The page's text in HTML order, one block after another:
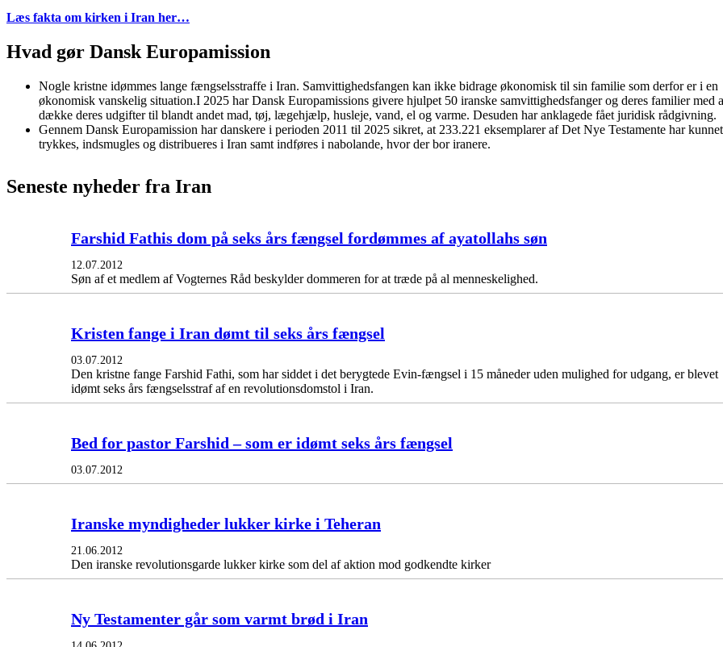
Læs fakta om kirken i Iran her…
Hvad gør Dansk Europamission
Nogle kristne idømmes lange fængselsstraffe i Iran. Samvittighedsfangen kan ikke bidrage økonomisk til sin familie som derfor er i en
økonomisk vanskelig situation.I 2025 har Dansk Europamissions givere hjulpet 50 iranske samvittighedsfanger og deres familier med
dække deres udgifter til blandt andet mad, tøj, lægehjælp, husleje, vand, el og varme. Desuden har anklagede fået juridisk rådgivning.
Gennem Dansk Europamission har danskere i perioden 2011 til 2025 sikret, at 233.221 eksemplarer af Det Nye Testamente har kunnet
trykkes, indsmugles og distribueres i Iran samt indføres i nabolande, hvor der bor iranere.
Seneste nyheder fra Iran
Farshid Fathis dom på seks års fængsel fordømmes af ayatollahs søn
12.07.2012
Søn af et medlem af Vogternes Råd beskylder dommeren for at træde på al menneskelighed.
Kristen fange i Iran dømt til seks års fængsel
03.07.2012
Den kristne fange Farshid Fathi, som har siddet i det berygtede Evin-fængsel i 15 måneder uden mulighed for udgang, er blevet
idømt seks års fængselsstraf af en revolutionsdomstol i Iran.
Bed for pastor Farshid – som er idømt seks års fængsel
03.07.2012
Iranske myndigheder lukker kirke i Teheran
21.06.2012
Den iranske revolutionsgarde lukker kirke som del af aktion mod godkendte kirker
Ny Testamenter går som varmt brød i Iran